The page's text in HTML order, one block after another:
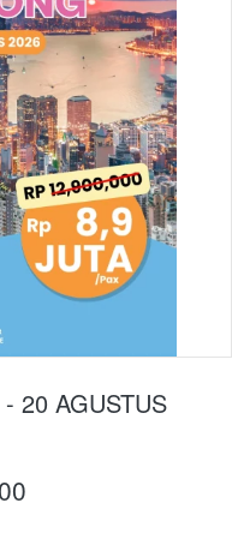
20 AGUSTUS